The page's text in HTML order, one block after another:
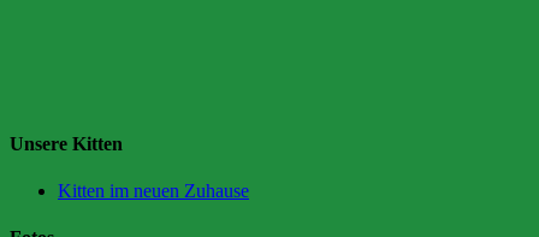
Unsere Kitten
Kitten im neuen Zuhause